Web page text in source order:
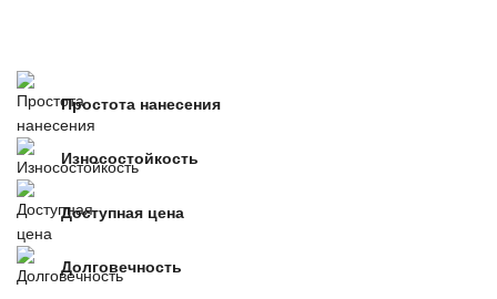
Простота нанесения
Износостойкость
Доступная цена
Долговечность